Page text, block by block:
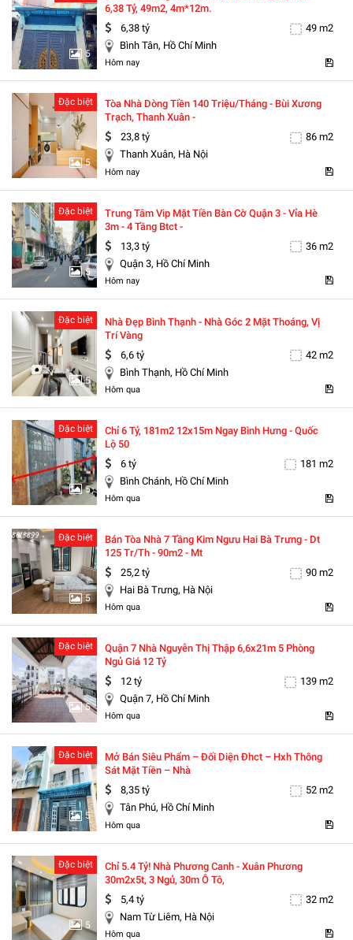
5
6,38 Tỷ, 49m2, 4m*12m.
6,38 tỷ
49 m2
Bình Tân, Hồ Chí Minh
Hôm nay
5
Đặc biệt
Tòa Nhà Dòng Tiền 140 Triệu/tháng - Bùi Xương
Trạch, Thanh Xuân -
23,8 tỷ
86 m2
Thanh Xuân, Hà Nội
Hôm nay
5
Đặc biệt
Trung Tâm Vip Mặt Tiền Bàn Cờ Quận 3 - Vỉa Hè
3m - 4 Tầng Btct -
13,3 tỷ
36 m2
Quận 3, Hồ Chí Minh
Hôm nay
5
Đặc biệt
Nhà Đẹp Bình Thạnh - Nhà Góc 2 Mặt Thoáng, Vị
Trí Vàng
6,6 tỷ
42 m2
Bình Thạnh, Hồ Chí Minh
Hôm qua
5
Đặc biệt
Chỉ 6 Tỷ, 181m2 12x15m Ngay Bình Hưng - Quốc
Lộ 50
6 tỷ
181 m2
Bình Chánh, Hồ Chí Minh
Hôm qua
5
Đặc biệt
Bán Tòa Nhà 7 Tầng Kim Ngưu Hai Bà Trưng - Dt
125 Tr/th - 90m2 - Mt
25,2 tỷ
90 m2
Hai Bà Trưng, Hà Nội
Hôm qua
5
Đặc biệt
Quận 7 Nhà Nguyễn Thị Thập 6,6x21m 5 Phòng
Ngủ Giá 12 Tỷ
12 tỷ
139 m2
Quận 7, Hồ Chí Minh
Hôm qua
5
Đặc biệt
Mở Bán Siêu Phẩm – Đối Diện Đhct – Hxh Thông
Sát Mặt Tiền – Nhà
8,35 tỷ
52 m2
Tân Phú, Hồ Chí Minh
Hôm qua
5
Đặc biệt
Chỉ 5.4 Tỷ! Nhà Phương Canh - Xuân Phương
30m2x5t, 3 Ngủ, 30m Ô Tô,
5,4 tỷ
32 m2
Nam Từ Liêm, Hà Nội
Hôm qua